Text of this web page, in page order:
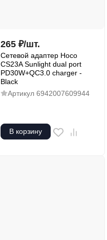
265 ₽/шт.
Сетевой адаптер Hoco
CS23A Sunlight dual port
PD30W+QC3.0 charger -
Black
Артикул 6942007609944
В корзину